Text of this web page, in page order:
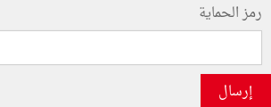
رمز الحماية
إرسال